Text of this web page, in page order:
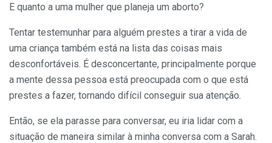
E quanto a uma mulher que planeja um aborto?
Tentar testemunhar para alguém prestes a tirar a vida de
uma criança também está na lista das coisas mais
desconfortáveis. É desconcertante, principalmente porque
a mente dessa pessoa está preocupada com o que está
prestes a fazer, tornando difícil conseguir sua atenção.
Então, se ela parasse para conversar, eu iria lidar com a
situação de maneira similar à minha conversa com a Sarah.